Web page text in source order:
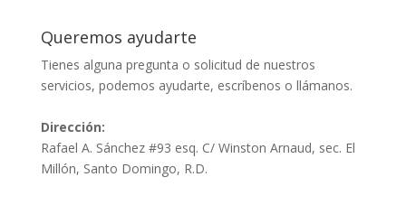
Queremos ayudarte
Tienes alguna pregunta o solicitud de nuestros
servicios, podemos ayudarte, escríbenos o llámanos.
Dirección:
Rafael A. Sánchez #93 esq. C/ Winston Arnaud, sec. El
Millón, Santo Domingo, R.D.